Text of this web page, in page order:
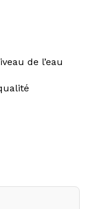
de l’eau